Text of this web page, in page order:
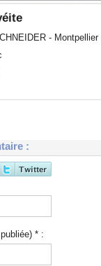
- Montpellier
:
* :